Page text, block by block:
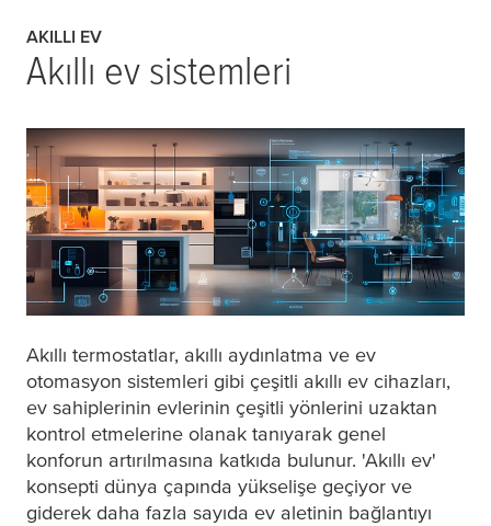
AKILLI EV
Akıllı ev sistemleri
Akıllı termostatlar, akıllı aydınlatma ve ev
otomasyon sistemleri gibi çeşitli akıllı ev cihazları,
ev sahiplerinin evlerinin çeşitli yönlerini uzaktan
kontrol etmelerine olanak tanıyarak genel
konforun artırılmasına katkıda bulunur. 'Akıllı ev'
konsepti dünya çapında yükselişe geçiyor ve
giderek daha fazla sayıda ev aletinin bağlantıyı